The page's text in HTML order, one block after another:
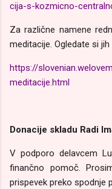
cija-s-kozmicno-
Za različne namene
meditacije. Ogledate si
https://
meditacije.html
Donacije skladu Radi
V podporo delavcem
finančno pomoč.
prispevek preko spodnje